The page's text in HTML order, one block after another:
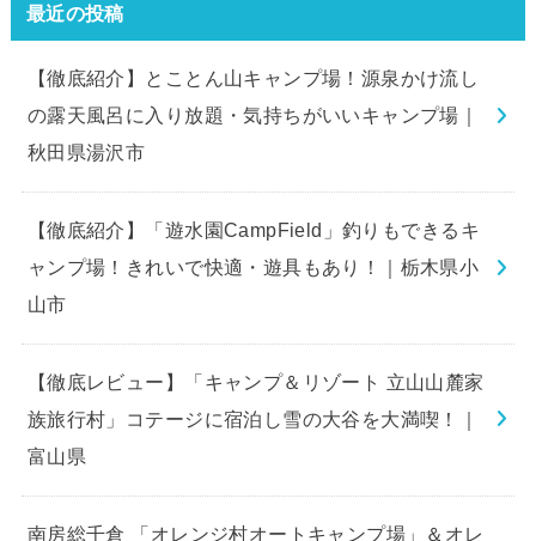
最近の投稿
【徹底紹介】とことん山キャンプ場！源泉かけ流し
の露天風呂に入り放題・気持ちがいいキャンプ場｜
秋田県湯沢市
【徹底紹介】「遊水園CampField」釣りもできるキ
ャンプ場！きれいで快適・遊具もあり！｜栃木県小
山市
【徹底レビュー】「キャンプ＆リゾート 立山山麓家
族旅行村」コテージに宿泊し雪の大谷を大満喫！｜
富山県
南房総千倉 「オレンジ村オートキャンプ場」＆オレ